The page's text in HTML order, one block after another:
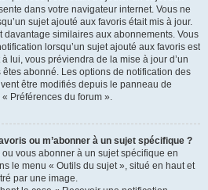
dans votre navigateur internet. Vous ne
sujet ajouté aux favoris était mis à jour.
davantage similaires aux abonnements. Vous
lorsqu’un sujet ajouté aux favoris est
lui, vous préviendra de la mise à jour d’un
êtes abonné. Les options de notification des
être modifiés depuis le panneau de
Préférences du forum ».
ou m’abonner à un sujet spécifique ?
vous abonner à un sujet spécifique en
le menu « Outils du sujet », situé en haut et
par une image.